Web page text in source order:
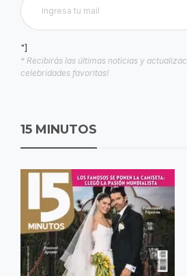
"]
* Recibirás las últimas noticias y
celebridades favoritas!
15 MINUTOS